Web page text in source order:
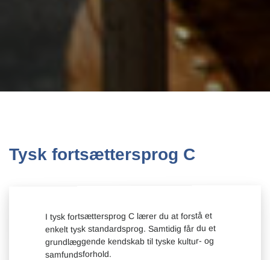
Tysk fortsættersprog C
I tysk fortsættersprog C lærer du at forstå et
enkelt tysk standardsprog. Samtidig får du et
grundlæggende kendskab til tyske kultur- og
samfundsforhold.